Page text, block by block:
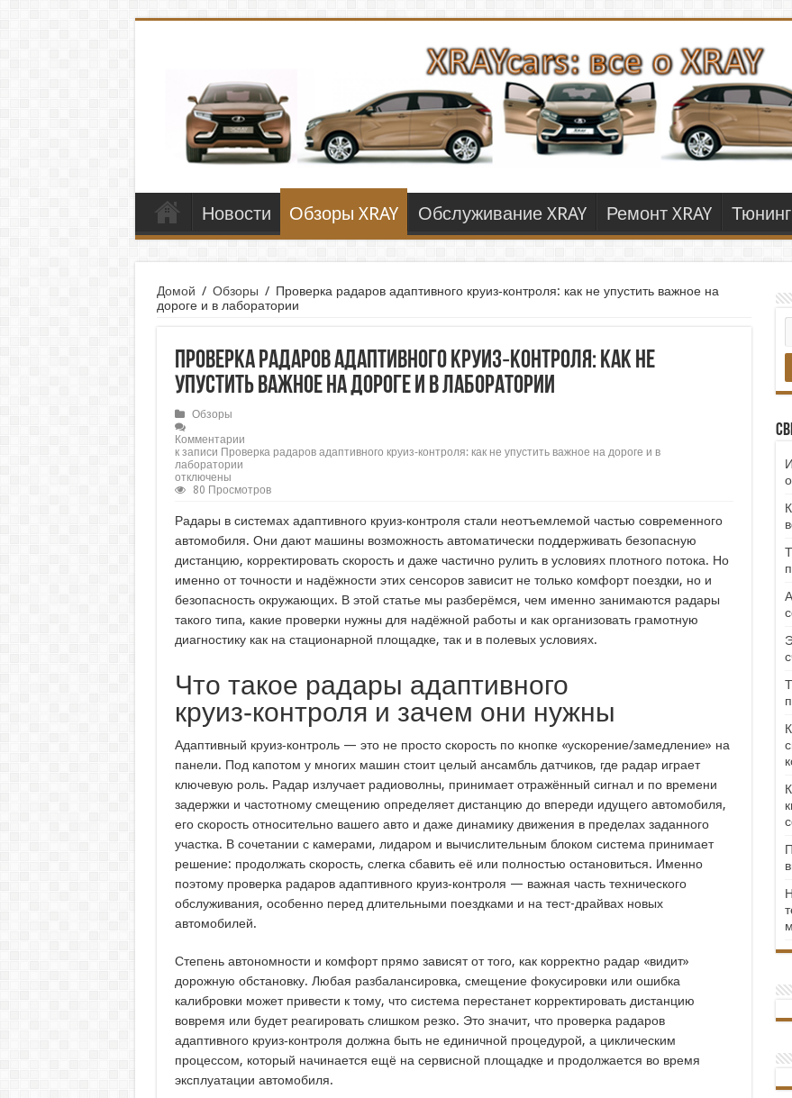
Новости Обзоры XRAY Обслуживание XRAY Ремонт XRAY Тюнинг
Домой / Обзоры / Проверка радаров адаптивного круиз‑контроля: как не упустить важное на
дороге и в лаборатории
Проверка радаров адаптивного круиз‑контроля: как не
упустить важное на дороге и в лаборатории
Обзоры
Комментарии
к записи Проверка радаров адаптивного круиз‑контроля: как не упустить важное на дороге и в
лаборатории
отключены
80 Просмотров
Радары в системах адаптивного круиз‑контроля стали неотъемлемой частью современного
автомобиля. Они дают машины возможность автоматически поддерживать безопасную
дистанцию, корректировать скорость и даже частично рулить в условиях плотного потока. Но
именно от точности и надёжности этих сенсоров зависит не только комфорт поездки, но и
безопасность окружающих. В этой статье мы разберёмся, чем именно занимаются радары
такого типа, какие проверки нужны для надёжной работы и как организовать грамотную
диагностику как на стационарной площадке, так и в полевых условиях.
Что такое радары адаптивного
круиз‑контроля и зачем они нужны
Адаптивный круиз‑контроль — это не просто скорость по кнопке «ускорение/замедление» на
панели. Под капотом у многих машин стоит целый ансамбль датчиков, где радар играет
ключевую роль. Радар излучает радиоволны, принимает отражённый сигнал и по времени
задержки и частотному смещению определяет дистанцию до впереди идущего автомобиля,
его скорость относительно вашего авто и даже динамику движения в пределах заданного
участка. В сочетании с камерами, лидаром и вычислительным блоком система принимает
решение: продолжать скорость, слегка сбавить её или полностью остановиться. Именно
поэтому проверка радаров адаптивного круиз‑контроля — важная часть технического
обслуживания, особенно перед длительными поездками и на тест-драйвах новых
автомобилей.
Степень автономности и комфорт прямо зависят от того, как корректно радар «видит»
дорожную обстановку. Любая разбалансировка, смещение фокусировки или ошибка
калибровки может привести к тому, что система перестанет корректировать дистанцию
вовремя или будет реагировать слишком резко. Это значит, что проверка радаров
адаптивного круиз‑контроля должна быть не единичной процедурой, а циклическим
процессом, который начинается ещё на сервисной площадке и продолжается во время
эксплуатации автомобиля.